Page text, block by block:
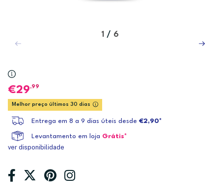
1 / 6
29,99
Melhor preço últimos 30 dias
Entrega em 8 a 9 dias úteis desde €2,90*
Levantamento em loja Grátis*
ver disponibilidade